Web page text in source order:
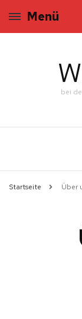
Menü
bei
Startseite Über